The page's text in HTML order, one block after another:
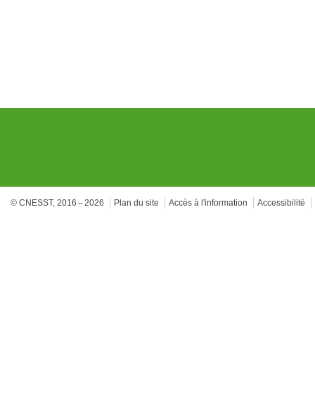
© CNESST, 2016 – 2026 Plan du site Accès à l'information Accessibilité